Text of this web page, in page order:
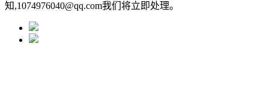
知,1074976040@qq.com我们将立即处理。